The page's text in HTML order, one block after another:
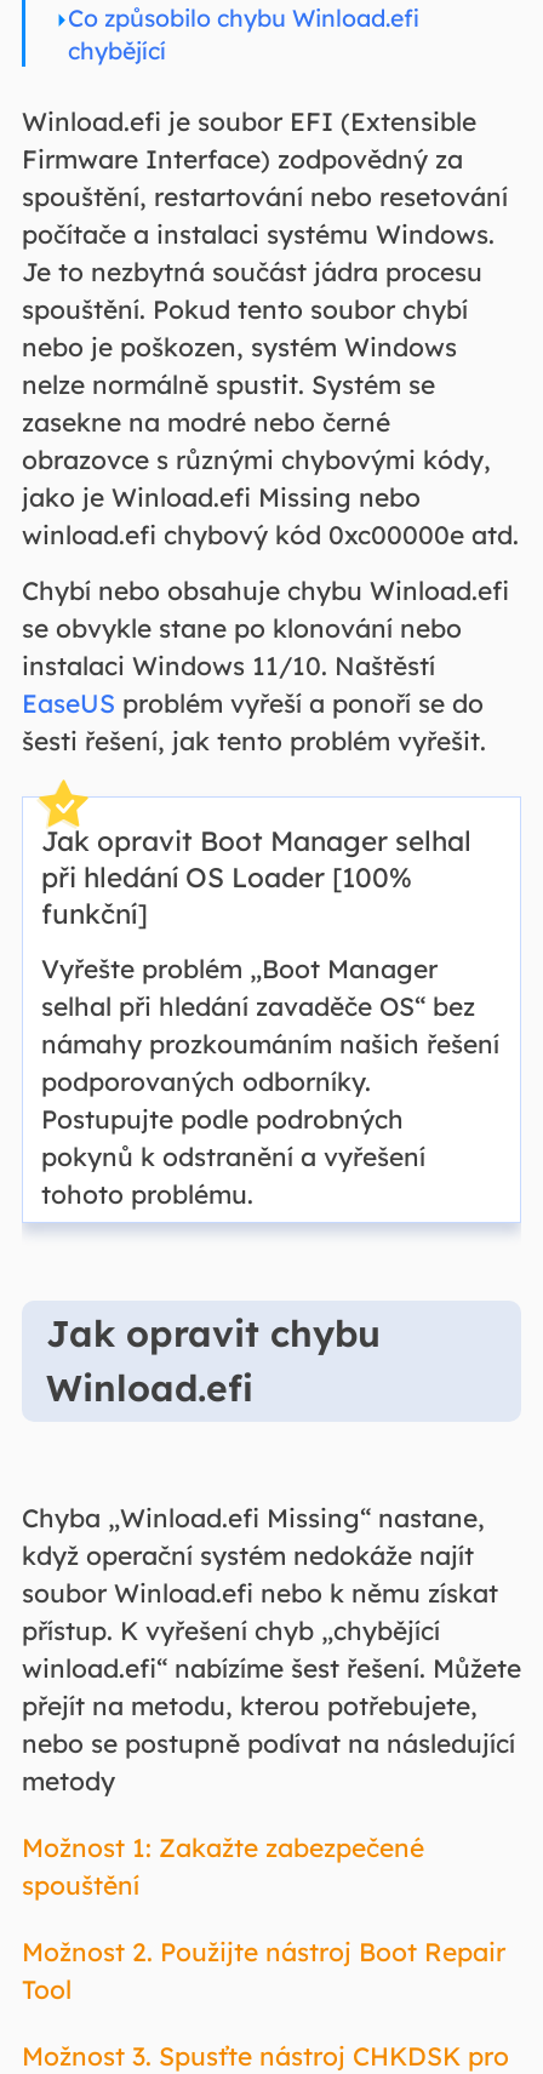
Co způsobilo chybu Winload.efi
chybějící
Winload.efi je soubor EFI (Extensible
Firmware Interface) zodpovědný za
spouštění, restartování nebo resetování
počítače a instalaci systému Windows.
Je to nezbytná součást jádra procesu
spouštění. Pokud tento soubor chybí
nebo je poškozen, systém Windows
nelze normálně spustit. Systém se
zasekne na modré nebo černé
obrazovce s různými chybovými kódy,
jako je Winload.efi Missing nebo
winload.efi chybový kód 0xc00000e atd.
Chybí nebo obsahuje chybu Winload.efi
se obvykle stane po klonování nebo
instalaci Windows 11/10. Naštěstí
EaseUS problém vyřeší a ponoří se do
šesti řešení, jak tento problém vyřešit.
Jak opravit Boot Manager selhal
při hledání OS Loader [100%
funkční]
Vyřešte problém „Boot Manager
selhal při hledání zavaděče OS“ bez
námahy prozkoumáním našich řešení
podporovaných odborníky.
Postupujte podle podrobných
pokynů k odstranění a vyřešení
tohoto problému.
Jak opravit chybu
Winload.efi
Chyba „Winload.efi Missing“ nastane,
když operační systém nedokáže najít
soubor Winload.efi nebo k němu získat
přístup. K vyřešení chyb „chybějící
winload.efi“ nabízíme šest řešení. Můžete
přejít na metodu, kterou potřebujete,
nebo se postupně podívat na následující
metody
Možnost 1: Zakažte zabezpečené
spouštění
Možnost 2. Použijte nástroj Boot Repair
Tool
Možnost 3. Spusťte nástroj CHKDSK pro